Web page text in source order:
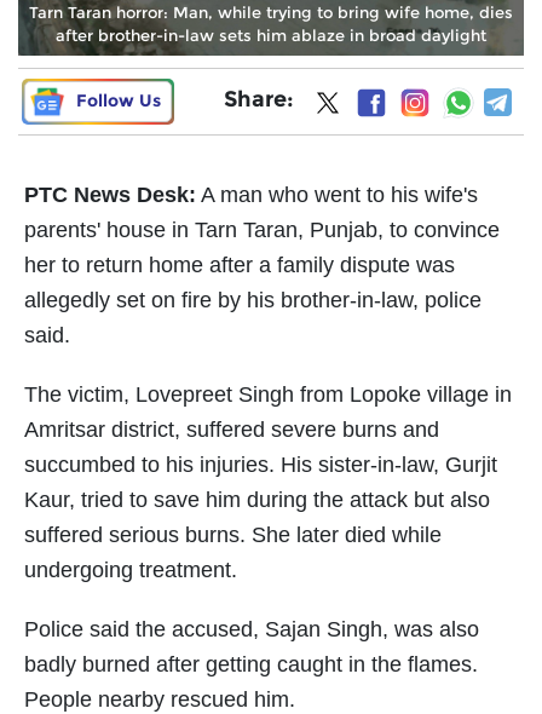
Tarn Taran horror: Man, while trying to bring wife home, dies
after brother-in-law sets him ablaze in broad daylight
Follow Us Share:
PTC News Desk: A man who went to his wife's
parents' house in Tarn Taran, Punjab, to convince
her to return home after a family dispute was
allegedly set on fire by his brother-in-law, police
said.
The victim, Lovepreet Singh from Lopoke village in
Amritsar district, suffered severe burns and
succumbed to his injuries. His sister-in-law, Gurjit
Kaur, tried to save him during the attack but also
suffered serious burns. She later died while
undergoing treatment.
Police said the accused, Sajan Singh, was also
badly burned after getting caught in the flames.
People nearby rescued him.